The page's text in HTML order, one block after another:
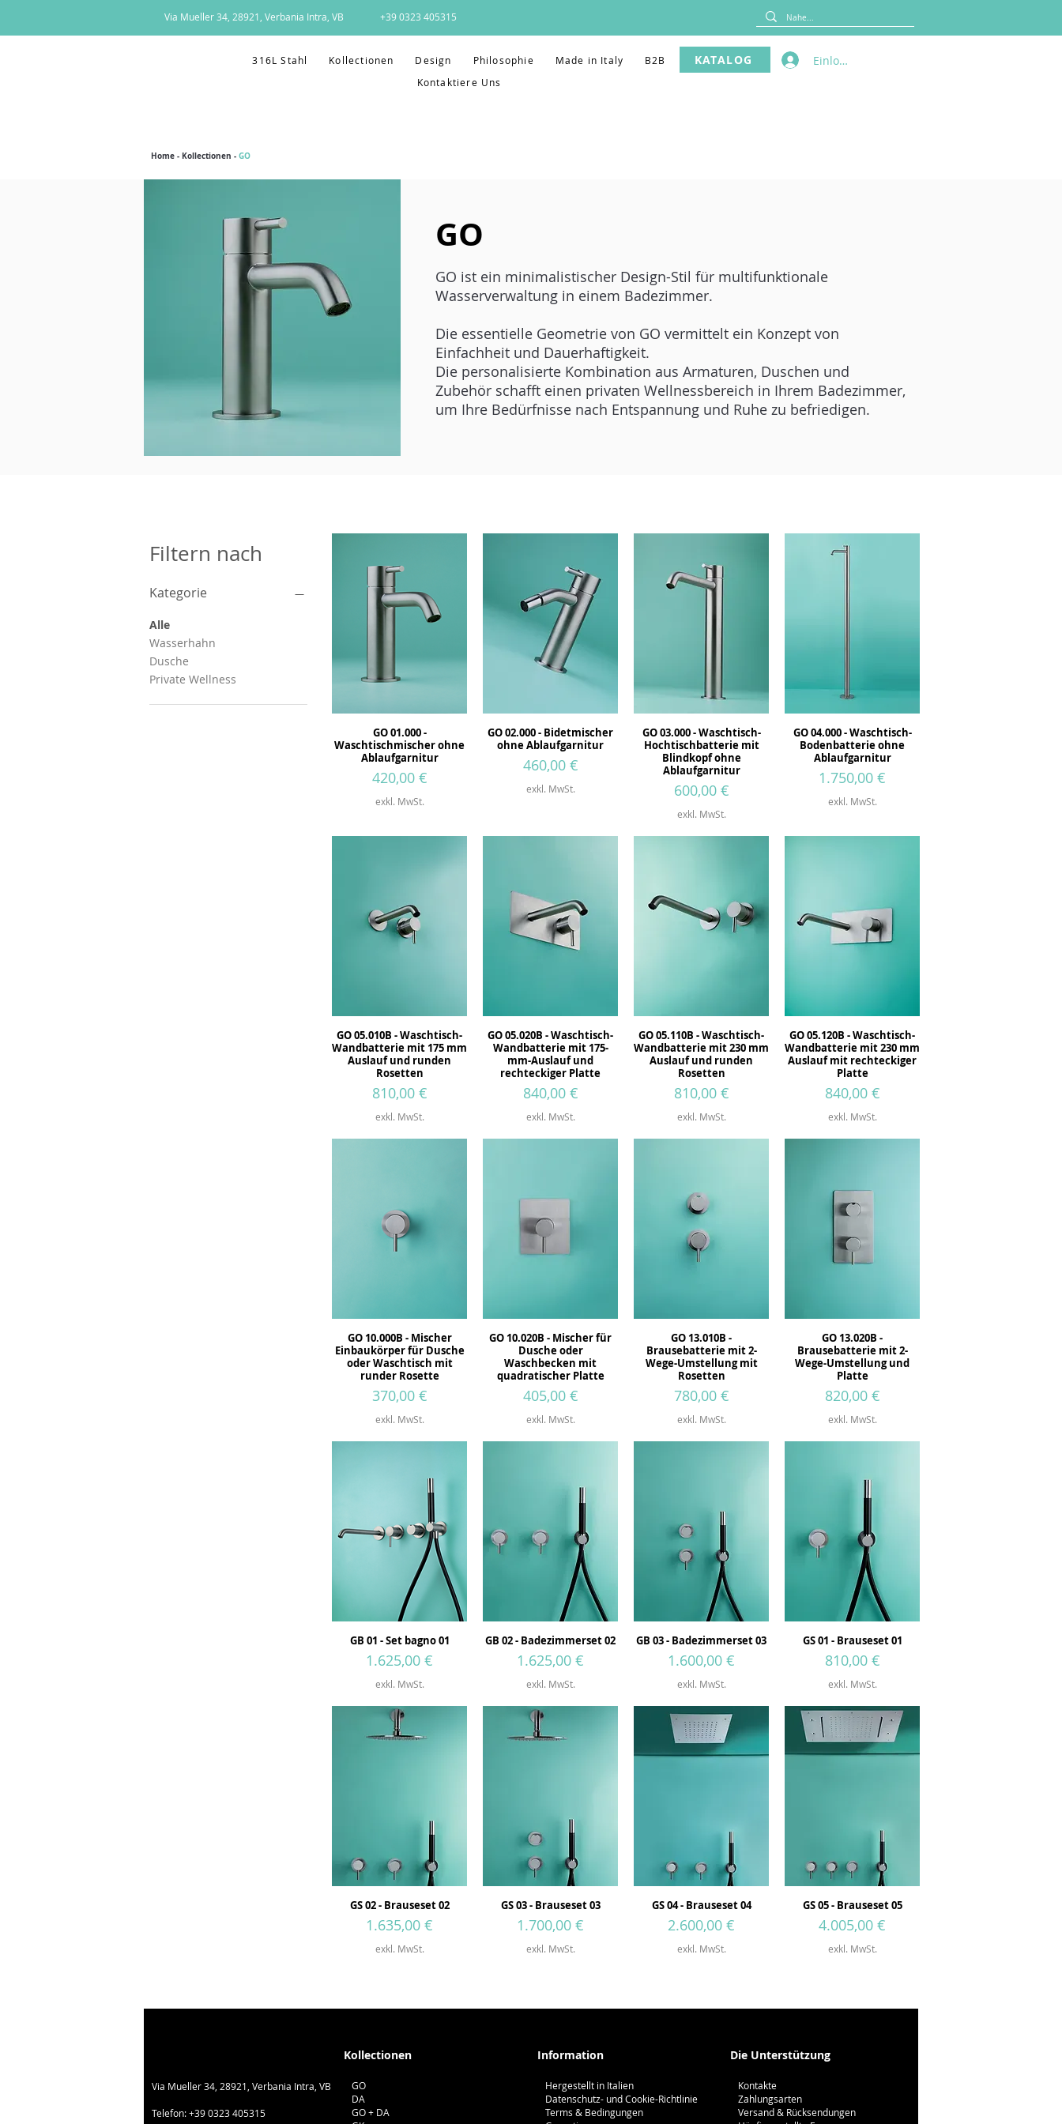
Via Mueller 34, 28921, Verbania Intra, VB +39 0323 405315
316L Stahl Kollectionen Design Philosophie Made in Italy
B2B
Kontaktiere Uns
KATALOG Einloggen
Home - Kollectionen - GO
GO
GO ist ein minimalistischer Design-Stil für multifunktionale
Wasserverwaltung in einem Badezimmer.
Die essentielle Geometrie von GO vermittelt ein Konzept von
Einfachheit und Dauerhaftigkeit.
Die personalisierte Kombination aus Armaturen, Duschen und
Zubehör schafft einen privaten Wellnessbereich in Ihrem Badezimmer,
um Ihre Bedürfnisse nach Entspannung und Ruhe zu befriedigen.
Filtern nach
Kategorie
Alle
Wasserhahn
Dusche
Private Wellness
GO 01.000 -
Waschtischmischer ohne
Ablaufgarnitur
Preis
420,00 €
exkl. MwSt.
GO 02.000 - Bidetmischer
ohne Ablaufgarnitur
Preis
460,00 €
exkl. MwSt.
GO 03.000 - Waschtisch-
Hochtischbatterie mit
Blindkopf ohne
Ablaufgarnitur
Preis
600,00 €
exkl. MwSt.
GO 04.000 - Waschtisch-
Bodenbatterie ohne
Ablaufgarnitur
Preis
1.750,00 €
exkl. MwSt.
GO 05.010B - Waschtisch-
Wandbatterie mit 175 mm
Auslauf und runden
Rosetten
Preis
810,00 €
exkl. MwSt.
GO 05.020B - Waschtisch-
Wandbatterie mit 175-
mm-Auslauf und
rechteckiger Platte
Preis
840,00 €
exkl. MwSt.
GO 05.110B - Waschtisch-
Wandbatterie mit 230 mm
Auslauf und runden
Rosetten
Preis
810,00 €
exkl. MwSt.
GO 05.120B - Waschtisch-
Wandbatterie mit 230 mm
Auslauf mit rechteckiger
Platte
Preis
840,00 €
exkl. MwSt.
GO 10.000B - Mischer
Einbaukörper für Dusche
oder Waschtisch mit
runder Rosette
Preis
370,00 €
exkl. MwSt.
GO 10.020B - Mischer für
Dusche oder
Waschbecken mit
quadratischer Platte
Preis
405,00 €
exkl. MwSt.
GO 13.010B -
Brausebatterie mit 2-
Wege-Umstellung mit
Rosetten
Preis
780,00 €
exkl. MwSt.
GO 13.020B -
Brausebatterie mit 2-
Wege-Umstellung und
Platte
Preis
820,00 €
exkl. MwSt.
GB 01 - Set bagno 01
Preis
1.625,00 €
exkl. MwSt.
GB 02 - Badezimmerset 02
Preis
1.625,00 €
exkl. MwSt.
GB 03 - Badezimmerset 03
Preis
1.600,00 €
exkl. MwSt.
GS 01 - Brauseset 01
Preis
810,00 €
exkl. MwSt.
GS 02 - Brauseset 02
Preis
1.635,00 €
exkl. MwSt.
GS 03 - Brauseset 03
Preis
1.700,00 €
exkl. MwSt.
GS 04 - Brauseset 04
Preis
2.600,00 €
exkl. MwSt.
GS 05 - Brauseset 05
Preis
4.005,00 €
exkl. MwSt.
Via Mueller 34, 28921, Verbania Intra, VB
Telefon:+39 0323 405315
Kollectionen
GO
DA
GO + DA
Information
Hergestellt in Italien
Datenschutz- und Cookie-Richtlinie
Terms & Bedingungen
Die Unterstützung
Kontakte
Zahlungsarten
Versand & Rücksendungen